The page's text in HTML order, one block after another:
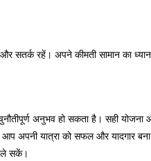
और सतर्क रहें। अपने कीमती सामान का
अनुभव हो सकता है। सही
आप अपनी यात्रा को सफल और यादगार
ले सकें।